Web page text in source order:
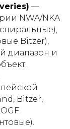
—
NWA/NKA
Bitzer),
диапазон и
Bitzer,